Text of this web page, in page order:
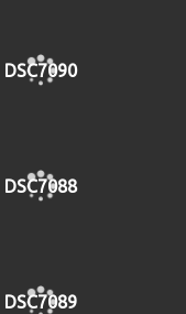
DSC7090
DSC7088
DSC7089